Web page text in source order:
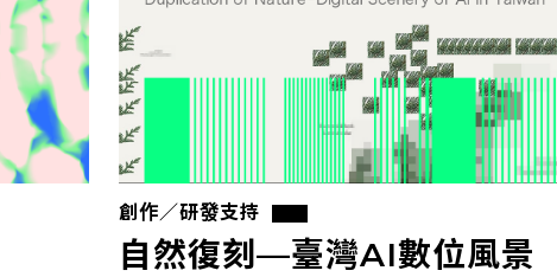
創作／研發支持
自然復刻—臺灣AI數位風景